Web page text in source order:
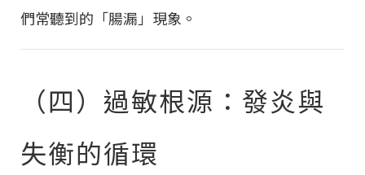
們常聽到的「腸漏」現象。
（四）過敏根源：發炎與
失衡的循環